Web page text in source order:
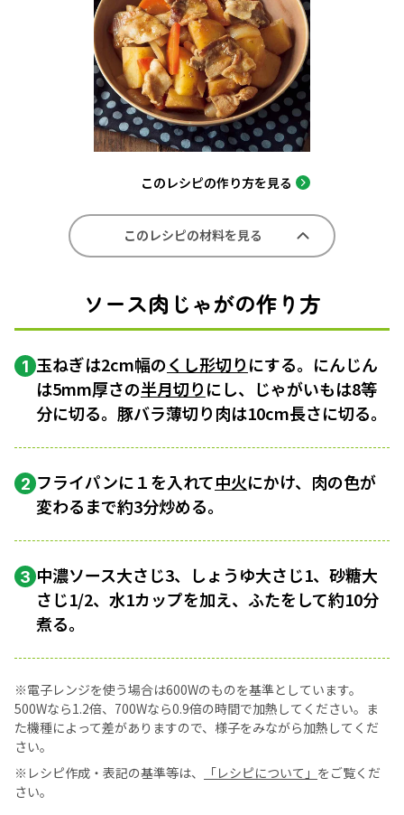
このレシピの作り方を見る
このレシピの材料を見る
ソース肉じゃがの作り方
1 玉ねぎは2cm幅のくし形切りにする。にんじん
は5mm厚さの半月切りにし、じゃがいもは8等
分に切る。豚バラ薄切り肉は10cm長さに切る。
2 フライパンに１を入れて中火にかけ、肉の色が
変わるまで約3分炒める。
3 中濃ソース大さじ3、しょうゆ大さじ1、砂糖大
さじ1/2、水1カップを加え、ふたをして約10分
煮る。
※電子レンジを使う場合は600Wのものを基準としています。
500Wなら1.2倍、700Wなら0.9倍の時間で加熱してください。ま
た機種によって差がありますので、様子をみながら加熱してくだ
さい。
※レシピ作成・表記の基準等は、
「レシピについて」 をご覧くだ
さい。